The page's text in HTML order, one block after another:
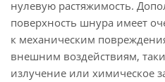
нулевую растяжимость.
поверхность шнура имеет
к механическим
внешним воздействиям,
излучение или химическое